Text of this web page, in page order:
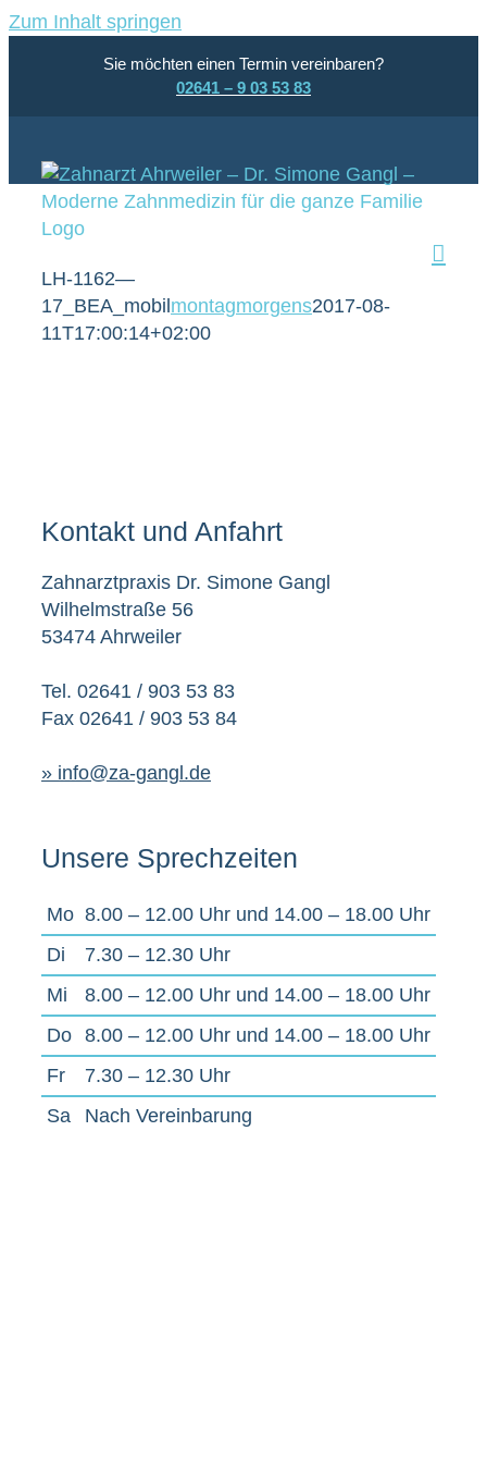
Zum Inhalt springen
Sie möchten einen Termin vereinbaren?
02641 – 9 03 53 83
LH-1162—
17_BEA_mobil montagmorgens2017-08-
11T17:00:14+02:00
Kontakt und Anfahrt
Zahnarztpraxis Dr. Simone Gangl
Wilhelmstraße 56
53474 Ahrweiler
Tel. 02641 / 903 53 83
Fax 02641 / 903 53 84
» info@za-gangl.de
Unsere Sprechzeiten
Mo 8.00 – 12.00 Uhr und 14.00 – 18.00 Uhr
Di
7.30 – 12.30 Uhr
Mi
8.00 – 12.00 Uhr und 14.00 – 18.00 Uhr
Do 8.00 – 12.00 Uhr und 14.00 – 18.00 Uhr
Fr
7.30 – 12.30 Uhr
Sa
Nach Vereinbarung